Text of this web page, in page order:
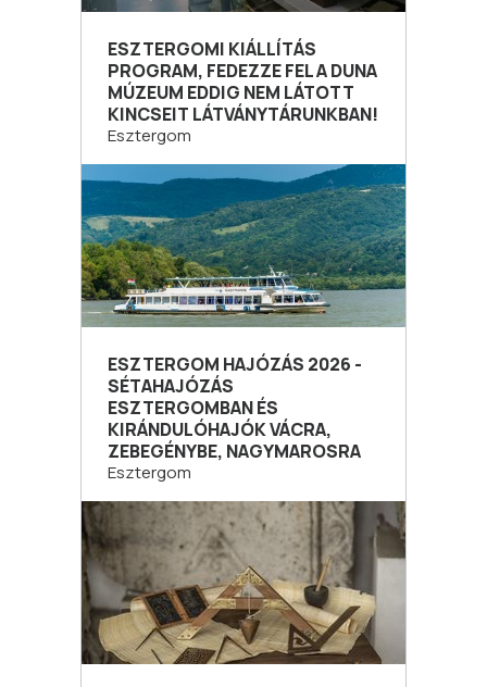
ESZTERGOMI KIÁLLÍTÁS
PROGRAM, FEDEZZE FEL A DUNA
MÚZEUM EDDIG NEM LÁTOTT
KINCSEIT LÁTVÁNYTÁRUNKBAN!
Esztergom
ESZTERGOM HAJÓZÁS 2026 -
SÉTAHAJÓZÁS
ESZTERGOMBAN ÉS
KIRÁNDULÓHAJÓK VÁCRA,
ZEBEGÉNYBE, NAGYMAROSRA
Esztergom